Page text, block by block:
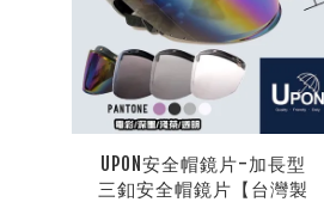
UPON安全帽鏡片-加長型
三釦安全帽鏡片【台灣製